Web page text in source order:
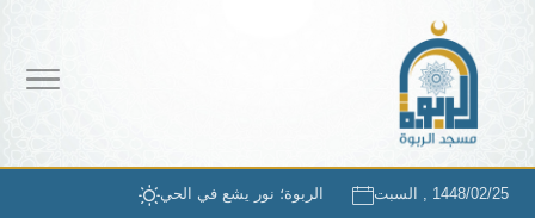
1448/02/25 , السبت
الربوة؛ نور يشع في الحي